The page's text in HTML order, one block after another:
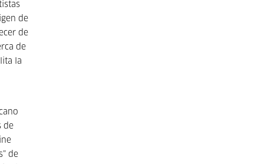
de
de
de
la
de
de